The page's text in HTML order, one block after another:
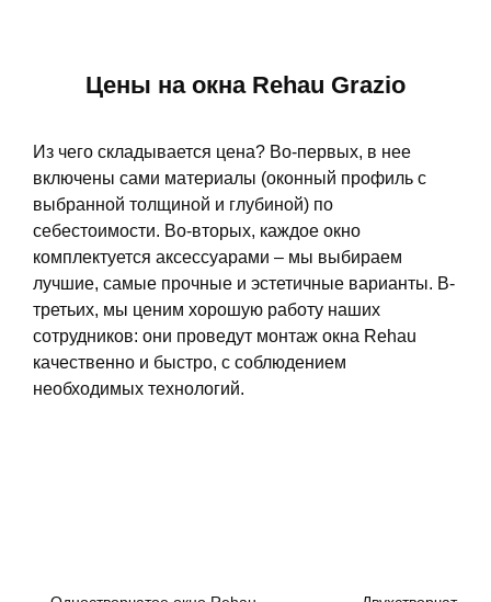
Цены на окна Rehau Grazio
Из чего складывается цена? Во-первых, в нее
включены сами материалы (оконный профиль с
выбранной толщиной и глубиной) по
себестоимости. Во-вторых, каждое окно
комплектуется аксессуарами – мы выбираем
лучшие, самые прочные и эстетичные варианты. В-
третьих, мы ценим хорошую работу наших
сотрудников: они проведут монтаж окна Rehau
качественно и быстро, с соблюдением
необходимых технологий.